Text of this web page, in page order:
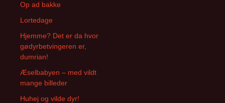
Op ad bakke
Lortedage
Hjemme? Det er da hvor
gødyrbetvingeren er,
dumrian!
Æselbabyen – med vildt
mange billeder
Huhej og vilde dyr!